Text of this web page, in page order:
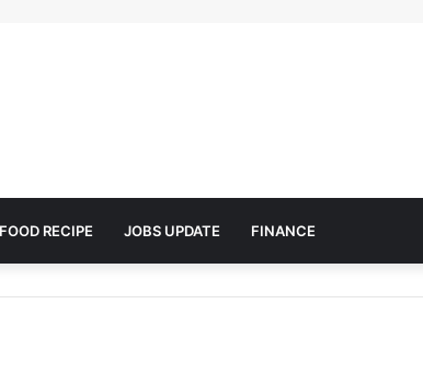
FOOD RECIPE JOBS UPDATE FINANCE